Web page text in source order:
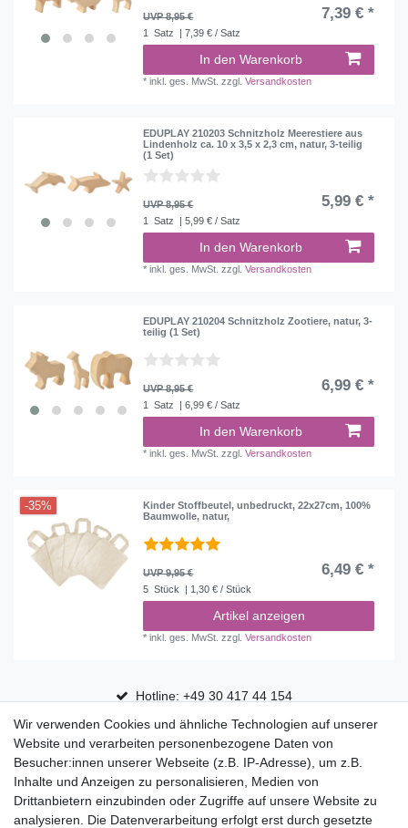
UVP 8,95 € 7,39 € *
1 Satz | 7,39 € / Satz
In den Warenkorb
*inkl. ges. MwSt. zzgl.Versandkosten
EDUPLAY 210203 Schnitzholz Meerestiere aus
Lindenholz ca. 10 x 3,5 x 2,3 cm, natur, 3-teilig
(1 Set)
UVP 8,95 € 5,99 € *
1 Satz | 5,99 € / Satz
In den Warenkorb
*inkl. ges. MwSt. zzgl.Versandkosten
EDUPLAY 210204 Schnitzholz Zootiere, natur, 3-
teilig (1 Set)
UVP 8,95 € 6,99 € *
1 Satz | 6,99 € / Satz
In den Warenkorb
*inkl. ges. MwSt. zzgl.Versandkosten
-35%
Kinder Stoffbeutel, unbedruckt, 22x27cm, 100%
Baumwolle, natur,
UVP 9,95 € 6,49 € *
5 Stück | 1,30 € / Stück
Artikel anzeigen
*inkl. ges. MwSt. zzgl.Versandkosten
Hotline: +49 30 417 44 154
30 Tage Rückgaberecht
Versandfrei ab 75 € in Deutschland
Top Marken
Wir verwenden Cookies und ähnliche Technologien auf unserer
Website und verarbeiten personenbezogene Daten von
Besucher:innen unserer Webseite (z.B. IP-Adresse), um z.B.
Inhalte und Anzeigen zu personalisieren, Medien von
Drittanbietern einzubinden oder Zugriffe auf unsere Website zu
analysieren. Die Datenverarbeitung erfolgt erst durch gesetzte